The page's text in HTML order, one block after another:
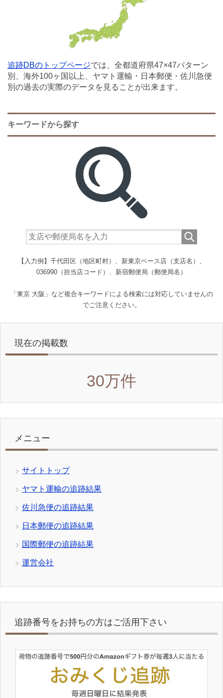
追跡DBのトップページでは、全都道府県47×47パターン
別、海外100ヶ国以上、ヤマト運輸・日本郵便・佐川急便
別の過去の実際のデータを見ることが出来ます。
キーワードから探す
【入力例】千代田区（地区町村）、新東京ベース店（支店名）、
036990（担当店コード）、新宿郵便局（郵便局名）
「東京 大阪」など複合キーワードによる検索には対応していませんの
でご注意ください。
現在の掲載数
30万件
メニュー
サイトトップ
ヤマト運輸の追跡結果
佐川急便の追跡結果
日本郵便の追跡結果
国際郵便の追跡結果
運営会社
追跡番号をお持ちの方はご活用下さい